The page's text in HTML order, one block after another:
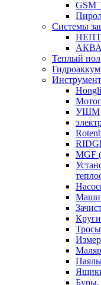
GSM
Системы
Теплый пол
Инструмент
Hongli
УШМ
MGF
Буры,